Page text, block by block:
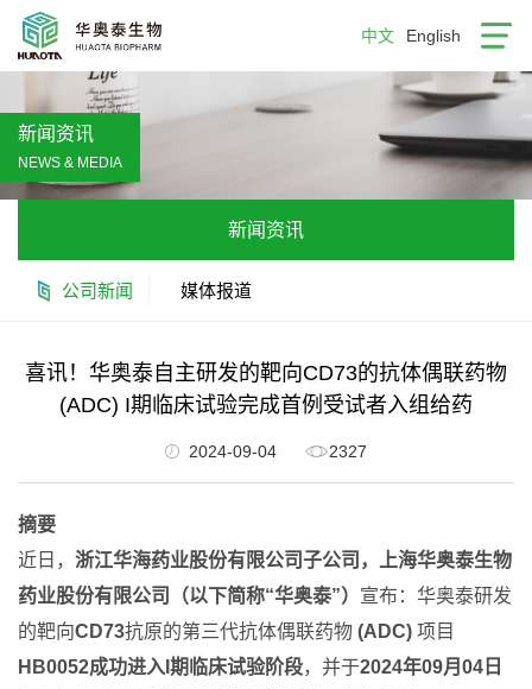
中文 English
新闻资讯
NEWS & MEDIA
新闻资讯
公司新闻 媒体报道
喜讯！华奥泰自主研发的靶向CD73的抗体偶联药物
(ADC) I期临床试验完成首例受试者入组给药
2024-09-04 2327
摘要
近日， 浙江华海药业股份有限公司子公司，上海华奥泰生物
药业股份有限公司（以下简称“华奥泰”） 宣布：华奥泰研发
的靶向CD73抗原的第三代抗体偶联药物 (ADC) 项目
HB0052成功进入 期临床试验阶段，并于2024年09月 04 日